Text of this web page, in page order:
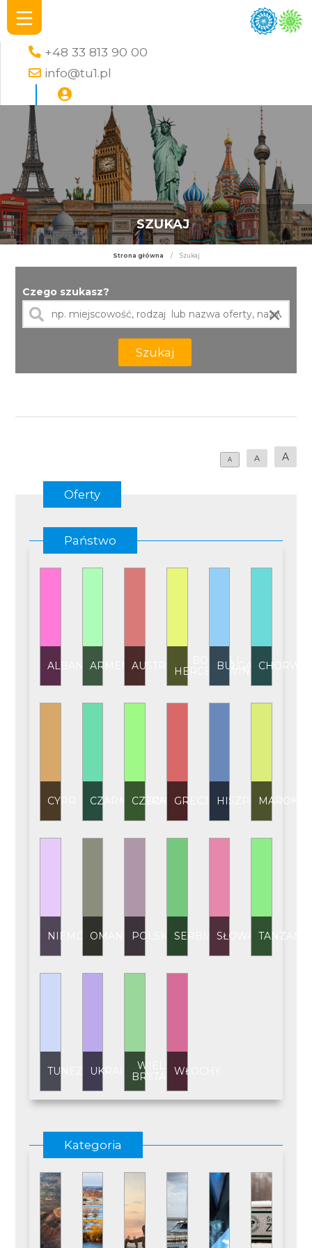
+48 33 813 90 00
info@tu1.pl
SZUKAJ
Strona główna / Szukaj
Czego szukasz?
×
Szukaj
A A A
Oferty
Państwo
ALBANIAARMENIAAUSTRIA
BOŚNIA I
HERCEGOWINA
BUŁGARIA
CYPR CZARNOGÓRA
CZECHY GRECJA HISZPANIAMAROKO
NIEMCY OMAN POLSKASERBIA SŁOWACJATANZANIA
TUNEZJAUKRAINAWIELKA
BRYTANIAWŁOCHY
Kategoria